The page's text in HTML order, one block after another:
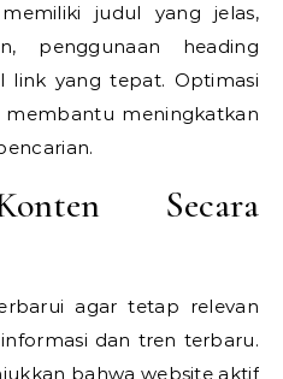
judul yang jelas,
penggunaan heading
link yang tepat. Optimasi
membantu meningkatkan
Secara
agar tetap relevan
dan tren terbaru.
bahwa website aktif